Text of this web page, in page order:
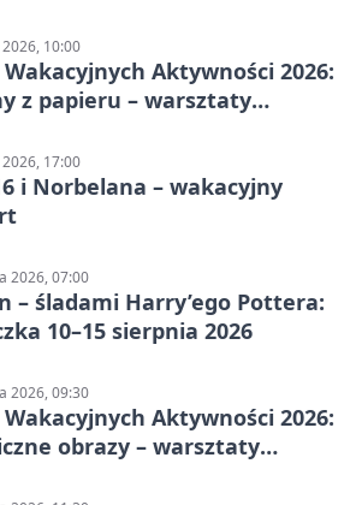
10:00
Aktywności 2026:
z papieru – warsztaty
17:00
i Norbelana – wakacyjny
2026, 07:00
– śladami Harry’ego Pottera:
10–15 sierpnia 2026
2026, 09:30
Aktywności 2026:
obrazy – warsztaty